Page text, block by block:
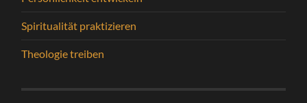
Spiritualität praktizieren
Theologie treiben